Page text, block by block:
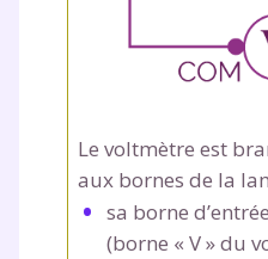
Le voltmètre est
aux bornes de la
sa borne
(borne « V » du
Envie de
et de
année